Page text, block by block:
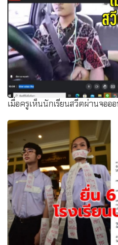
เมื่อครูเห็นนักเรียนสวีตผ่านจอ